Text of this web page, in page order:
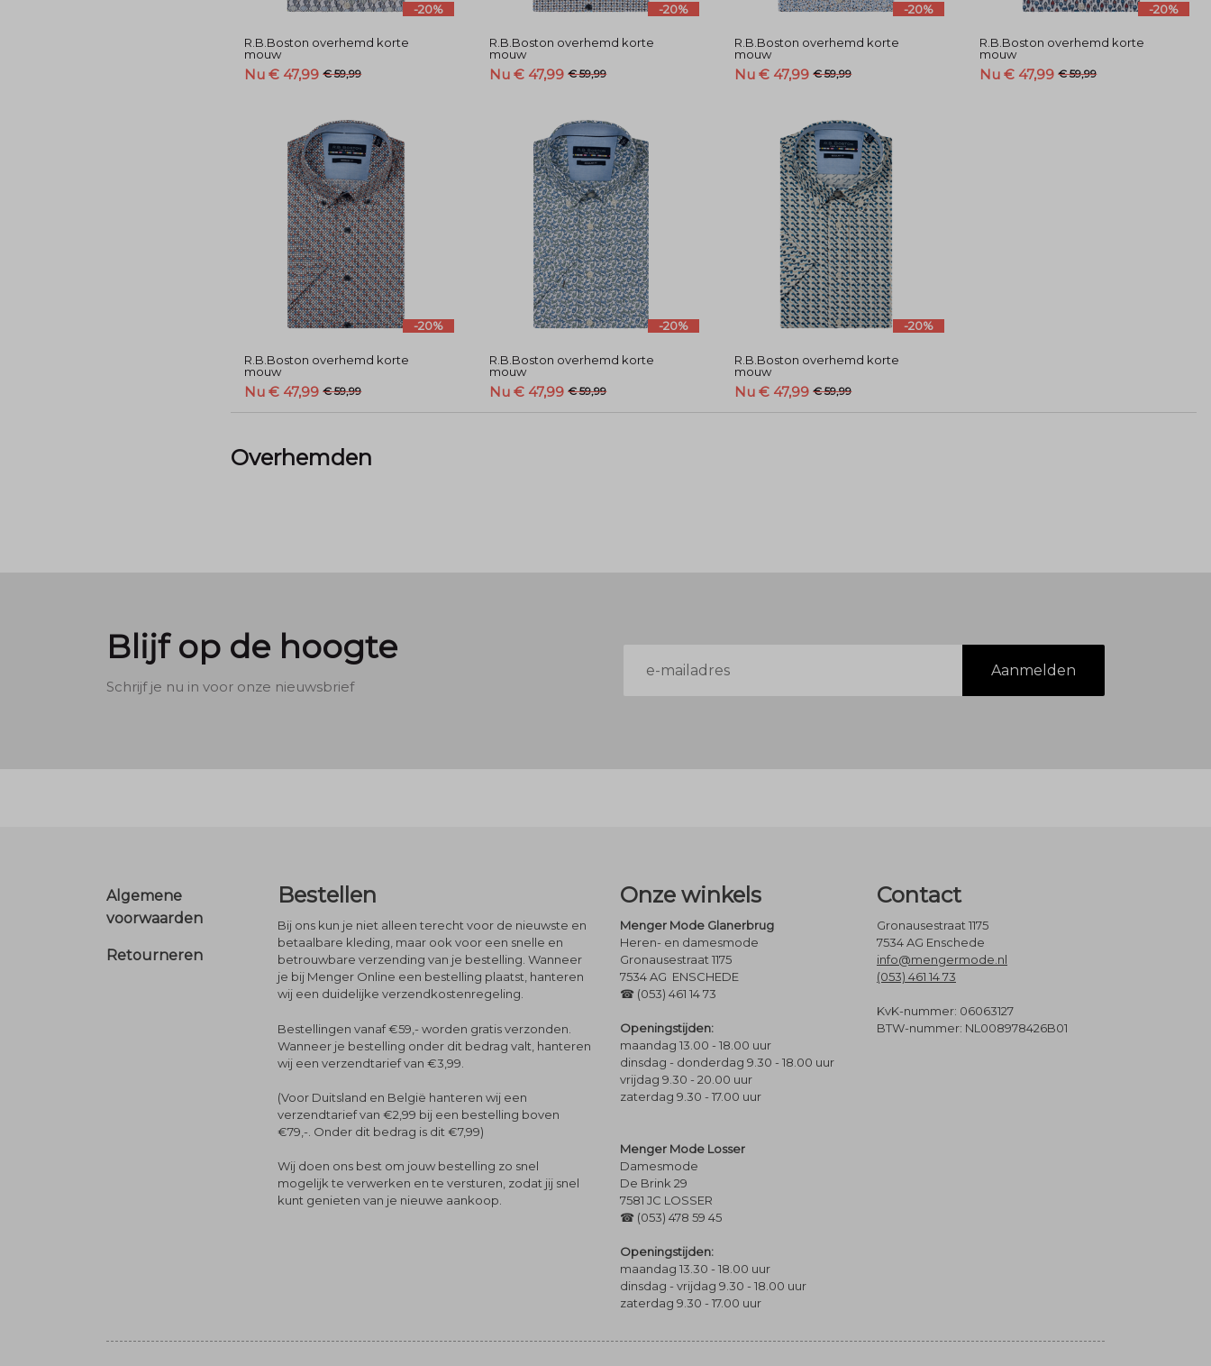
-20%
R.B.Boston overhemd korte
mouw
Nu € 47,99 € 59,99
-20%
R.B.Boston overhemd korte
mouw
Nu € 47,99 € 59,99
-20%
R.B.Boston overhemd korte
mouw
Nu € 47,99 € 59,99
-20%
R.B.Boston overhemd korte
mouw
Nu € 47,99 € 59,99
-20%
R.B.Boston overhemd korte
mouw
Nu € 47,99 € 59,99
-20%
R.B.Boston overhemd korte
mouw
Nu € 47,99 € 59,99
-20%
R.B.Boston overhemd korte
mouw
Nu € 47,99 € 59,99
Overhemden
Blijf op de hoogte
Schrijf je nu in voor onze nieuwsbrief
mailadres
Aanmelden
Footer
Algemene
voorwaarden
Retourneren
Bestellen
Bij ons kun je niet alleen terecht voor de nieuwste en
betaalbare kleding, maar ook voor een snelle en
betrouwbare verzending van je bestelling. Wanneer
je bij Menger Online een bestelling plaatst, hanteren
wij een duidelijke verzendkostenregeling.
Bestellingen vanaf €59,- worden gratis verzonden.
Wanneer je bestelling onder dit bedrag valt, hanteren
wij een verzendtarief van €3,99.
(Voor Duitsland en België hanteren wij een
verzendtarief van €2,99 bij een bestelling boven
€79,-. Onder dit bedrag is dit €7,99)
Wij doen ons best om jouw bestelling zo snel
mogelijk te verwerken en te versturen, zodat jij snel
kunt genieten van je nieuwe aankoop.
Onze winkels
Menger Mode Glanerbrug
Heren- en damesmode
Gronausestraat 1175
7534 AG ENSCHEDE
☎ (053) 461 14 73
Openingstijden:
maandag 13.00 - 18.00 uur
dinsdag - donderdag 9.30 - 18.00 uur
vrijdag 9.30 - 20.00 uur
zaterdag 9.30 - 17.00 uur
Menger Mode Losser
Damesmode
De Brink 29
7581 JC LOSSER
☎ (053) 478 59 45
Openingstijden:
maandag 13.30 - 18.00 uur
dinsdag - vrijdag 9.30 - 18.00 uur
zaterdag 9.30 - 17.00 uur
Contact
Gronausestraat 1175
7534 AG Enschede
info@mengermode.nl
(053) 461 14 73
KvK-nummer: 06063127
BTW-nummer: NL008978426B01